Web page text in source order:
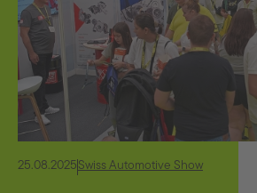
25.08.2025 Swiss Automotive Show